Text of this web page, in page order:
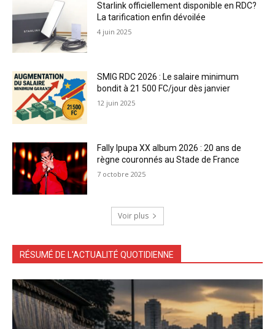
Starlink officiellement disponible en RDC?
La tarification enfin dévoilée
4 juin 2025
SMIG RDC 2026 : Le salaire minimum
bondit à 21 500 FC/jour dès janvier
12 juin 2025
Fally Ipupa XX album 2026 : 20 ans de
règne couronnés au Stade de France
7 octobre 2025
Voir plus
RÉSUMÉ DE L'ACTUALITÉ QUOTIDIENNE